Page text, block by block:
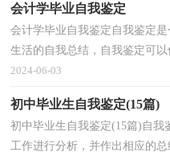
会计学毕业自我鉴定
会计学毕业自我鉴定自我鉴定
生活的自我总结，自我鉴定可
心来好好写写自我鉴定吧。如何
2024-06-03
初中毕业生自我鉴定(15篇)
初中毕业生自我鉴定(15篇)自
工作进行分析，并作出相应的